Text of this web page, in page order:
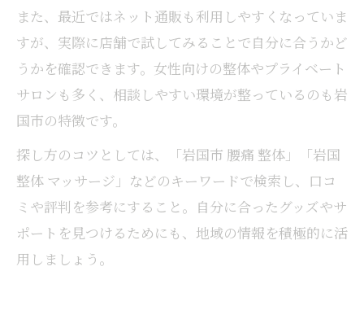
また、最近ではネット通販も利用しやすくなっていま
すが、実際に店舗で試してみることで自分に合うかど
うかを確認できます。女性向けの整体やプライベート
サロンも多く、相談しやすい環境が整っているのも岩
国市の特徴です。
探し方のコツとしては、「岩国市 腰痛 整体」「岩国
整体 マッサージ」などのキーワードで検索し、口コ
ミや評判を参考にすること。自分に合ったグッズやサ
ポートを見つけるためにも、地域の情報を積極的に活
用しましょう。